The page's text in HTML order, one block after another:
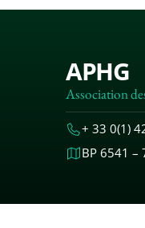
APHG
Association
+ 33 0(1)
BP 6541 –